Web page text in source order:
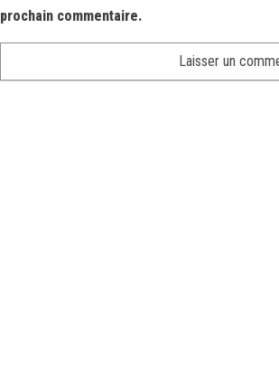
prochain commentaire.